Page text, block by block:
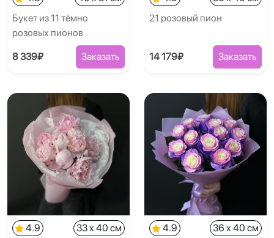
Букет из 11 тёмно
розовых пионов
8 339₽ Заказать
21 розовый пион
14 179₽ Заказать
4.9
33 x 40 см
4.9
36 x 40 см